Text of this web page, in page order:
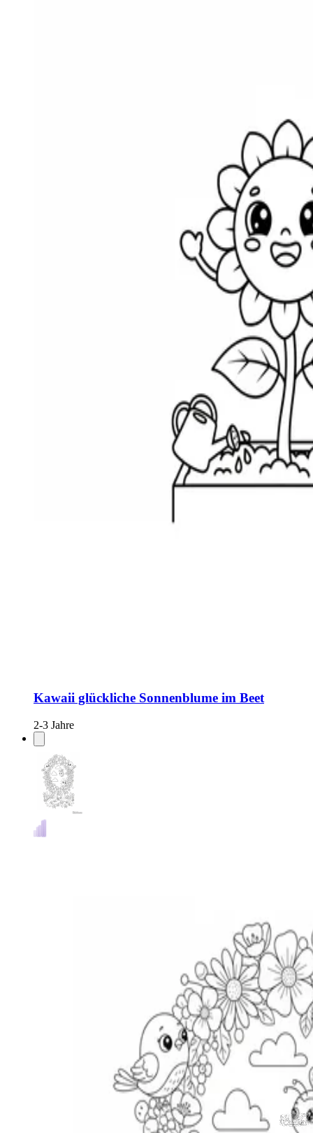
Kawaii glückliche Sonnenblume im Beet
2-3 Jahre